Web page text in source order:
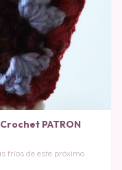
PATRON
fríos de este próximo